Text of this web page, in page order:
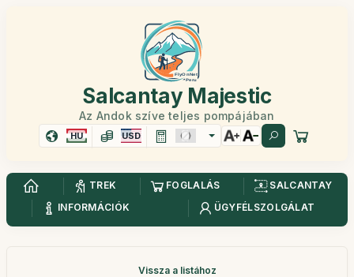
Salcantay Majestic
Az Andok szíve teljes pompájában
HU USD
TREK FOGLALÁS
SALCANTAY
INFORMÁCIÓK
ÜGYFÉLSZOLGÁLAT
Vissza a listához